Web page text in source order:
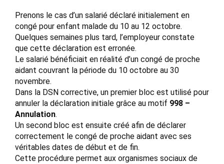
Prenons le cas d’un salarié déclaré initialement en
congé pour enfant malade du 10 au 12 octobre.
Quelques semaines plus tard, l’employeur constate
que cette déclaration est erronée.
Le salarié bénéficiait en réalité d’un congé de proche
aidant couvrant la période du 10 octobre au 30
novembre.
Dans la DSN corrective, un premier bloc est utilisé pour
annuler la déclaration initiale grâce au motif 998 –
Annulation.
Un second bloc est ensuite créé afin de déclarer
correctement le congé de proche aidant avec ses
véritables dates de début et de fin.
Cette procédure permet aux organismes sociaux de